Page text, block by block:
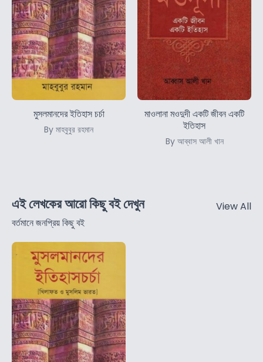
মুসলমানদের ইতিহাস চর্চা
By মাহবুবুর রহমান
মাওলানা মওদুদী একটি জীবন একটি
ইতিহাস
By আব্বাস আলী খান
এই লেখকের আরো কিছু বই দেখুন
বর্তমানে জনপ্রিয় কিছু বই
View All